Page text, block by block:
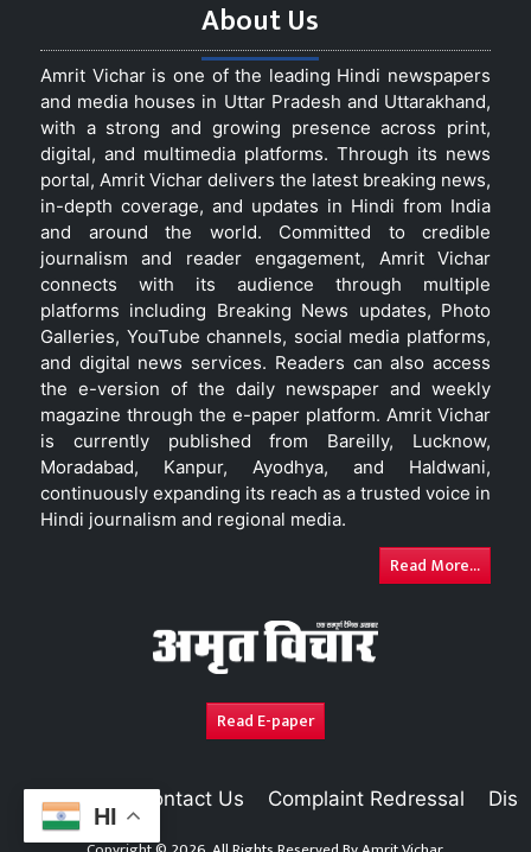
HI
About Us
Amrit Vichar is one of the leading Hindi newspapers
and media houses in Uttar Pradesh and Uttarakhand,
with a strong and growing presence across print,
digital, and multimedia platforms. Through its news
portal, Amrit Vichar delivers the latest breaking news,
in-depth coverage, and updates in Hindi from India
and around the world. Committed to credible
journalism and reader engagement, Amrit Vichar
connects with its audience through multiple
platforms including Breaking News updates, Photo
Galleries, YouTube channels, social media platforms,
and digital news services. Readers can also access
the e-version of the daily newspaper and weekly
magazine through the e-paper platform. Amrit Vichar
is currently published from Bareilly, Lucknow,
Moradabad, Kanpur, Ayodhya, and Haldwani,
continuously expanding its reach as a trusted voice in
Hindi journalism and regional media.
Read More...
Read E-paper
About Us Contact Us Complaint Redressal